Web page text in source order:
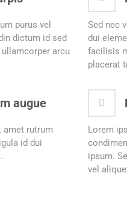
purus vel
dictum id sed
arcu
Sed nec
dui
facilisis
placerat
augue
amet rutrum
id dui
Lorem
ipsum.
vel